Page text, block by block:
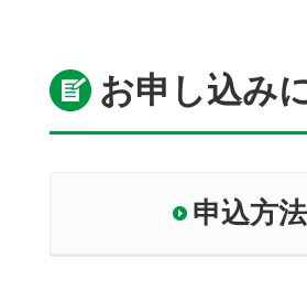
お申し込み
申込方法